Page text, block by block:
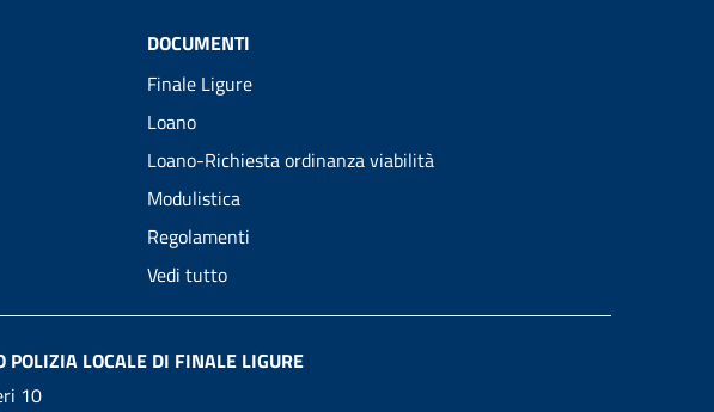
DOCUMENTI
Finale Ligure
Loano
Loano-Richiesta ordinanza viabilità
Modulistica
Regolamenti
Vedi tutto
POLIZIA LOCALE DI FINALE LIGURE
10